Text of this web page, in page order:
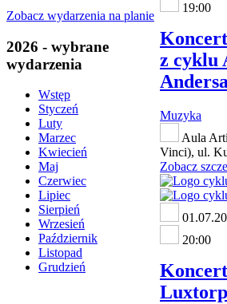
Zobacz wydarzenia na planie
2026 - wybrane
wydarzenia
Wstęp
Styczeń
Luty
Marzec
Kwiecień
Maj
Czerwiec
Lipiec
Sierpień
Wrzesień
Październik
Listopad
Grudzień
19:00
z cyklu
Muzyka
Aula
Vinci), ul.
Zobacz
20:00